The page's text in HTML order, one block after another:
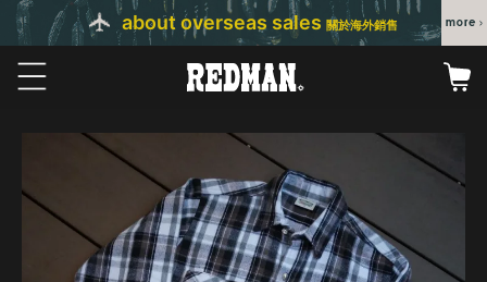
about overseas sales 關於海外銷售